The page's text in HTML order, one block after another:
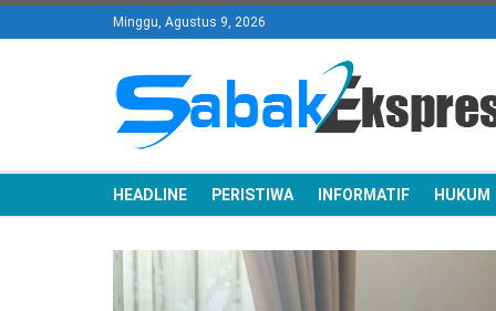
Minggu, Agustus 9, 2026
HEADLINE PERISTIWA INFORMATIF HUKUM